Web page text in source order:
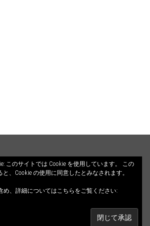
DIALOGOS. All Rights Reserved.
このサイトでは Cookie を使用しています。 この
、Cookie の使用に同意したとみなされます。
め、詳細についてはこちらをご覧ください: